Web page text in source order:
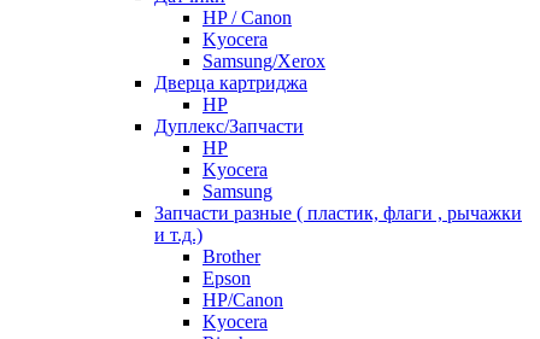
HP / Canon
Kyocera
Samsung/Xerox
Дверца картриджа
HP
Дуплекс/Запчасти
HP
Kyocera
Samsung
Запчасти разные ( пластик, флаги , рычажки
и т.д.)
Brother
Epson
HP/Canon
Kyocera